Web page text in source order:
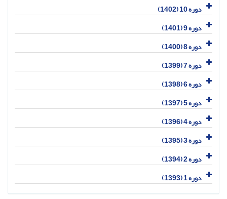
دوره 10 (1402)
دوره 9 (1401)
دوره 8 (1400)
دوره 7 (1399)
دوره 6 (1398)
دوره 5 (1397)
دوره 4 (1396)
دوره 3 (1395)
دوره 2 (1394)
دوره 1 (1393)